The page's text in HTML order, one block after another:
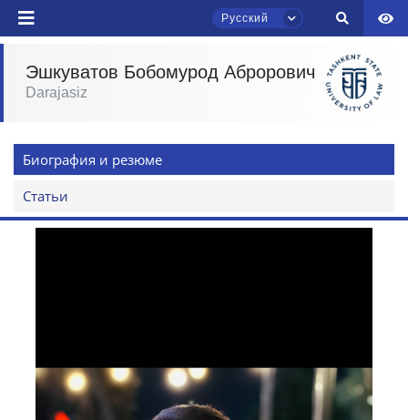
Русский
Эшкуватов Бобомурод Аброрович
Darajasiz
Биография и резюме
Статьи
Чат приёмной комиссии ТГЮУ
Здравствуйте! Добро пожаловать в чат
Оставляйте здесь свои обращения по
3. Собеседование (бакалавр) (8)